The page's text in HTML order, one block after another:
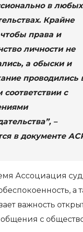
в любых
Крайне
права и
личности не
а обыски и
проводились
соответствии с
–
в документе
Ассоциация
а
важность
общения с